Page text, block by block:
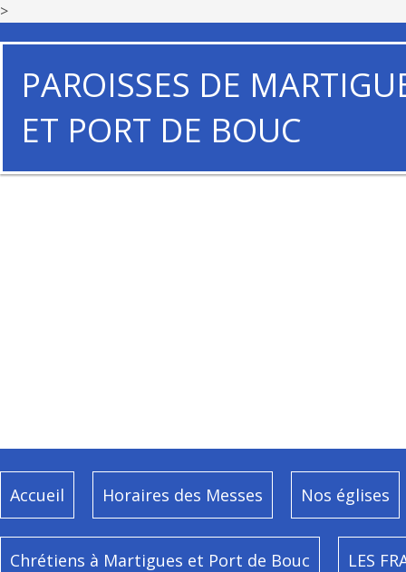
>
PAROISSES DE
ET PORT DE BOUC
Accueil Horaires des Messes Nos églises
Chrétiens à Martigues et Port de Bouc LES